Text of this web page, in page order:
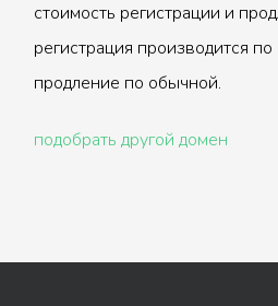
стоимость регистрации и
регистрация производится
продление по обычной.
подобрать другой домен